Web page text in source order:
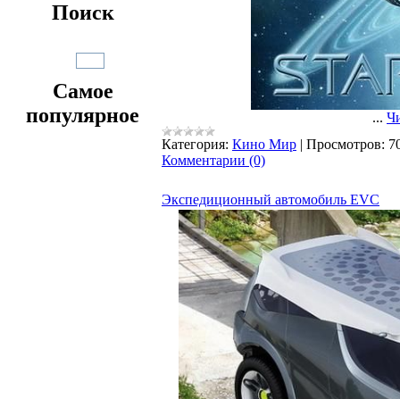
Поиск
Самое
популярное
...
Категория: Кино Мир | Просмотров:
Комментарии (0)
Экспедиционный автомобиль EVC